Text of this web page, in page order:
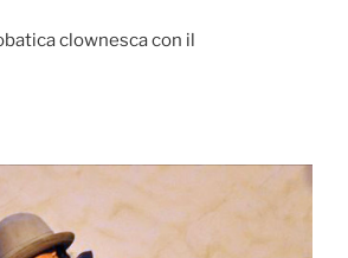
clownesca con il